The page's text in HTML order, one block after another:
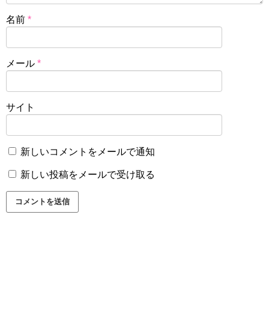
名前 *
メール *
サイト
新しいコメントをメールで通知
新しい投稿をメールで受け取る